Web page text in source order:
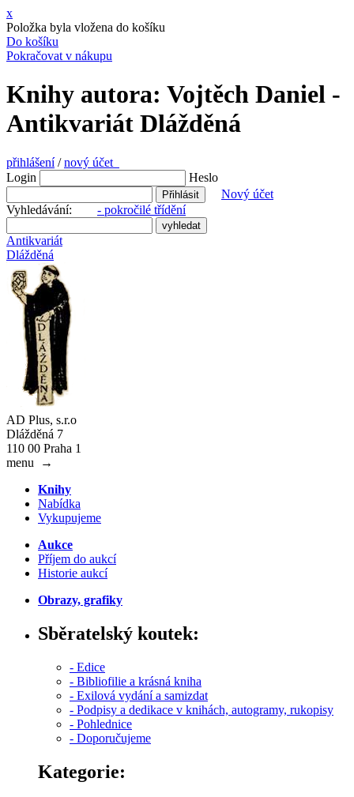
x
Položka byla vložena do košíku
Do košíku
Pokračovat v nákupu
Knihy autora: Vojtěch Daniel -
Antikvariát Dlážděná
přihlášení/nový účet
Login
Heslo
Nový účet
Vyhledávání: - pokročilé třídění
Antikvariát
Dlážděná
AD Plus, s.r.o
Dlážděná 7
110 00 Praha 1
menu
→
Knihy
Nabídka
Vykupujeme
Aukce
Příjem do aukcí
Historie aukcí
Obrazy, grafiky
Sběratelský koutek:
- Edice
- Bibliofilie a krásná kniha
- Exilová vydání a samizdat
- Podpisy a dedikace v knihách, autogramy, rukopisy
- Pohlednice
- Doporučujeme
Kategorie: